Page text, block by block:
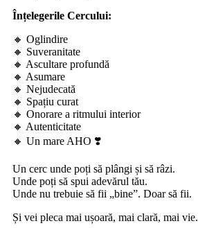
Înțelegerile Cercului:
🔸 Oglindire
🔸 Suveranitate
🔸 Ascultare profundă
🔸 Asumare
🔸 Nejudecată
🔸 Spațiu curat
🔸 Onorare a ritmului interior
🔸 Autenticitate
🔸 Un mare AHO ❣️
Un cerc unde poți să plângi și să râzi.
Unde poți să spui adevărul tău.
Unde nu trebuie să fii „bine”. Doar să fii.
Și vei pleca mai ușoară, mai clară, mai vie.